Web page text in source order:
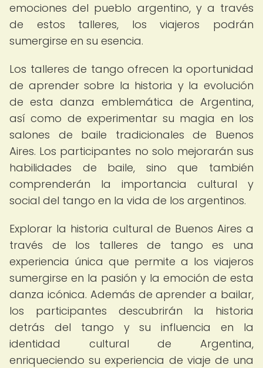
emociones del pueblo argentino, y a través
de estos talleres, los viajeros podrán
sumergirse en su esencia.
Los talleres de tango ofrecen la oportunidad
de aprender sobre la historia y la evolución
de esta danza emblemática de Argentina,
así como de experimentar su magia en los
salones de baile tradicionales de Buenos
Aires. Los participantes no solo mejorarán sus
habilidades de baile, sino que también
comprenderán la importancia cultural y
social del tango en la vida de los argentinos.
Explorar la historia cultural de Buenos Aires a
través de los talleres de tango es una
experiencia única que permite a los viajeros
sumergirse en la pasión y la emoción de esta
danza icónica. Además de aprender a bailar,
los participantes descubrirán la historia
detrás del tango y su influencia en la
identidad cultural de Argentina,
enriqueciendo su experiencia de viaje de una